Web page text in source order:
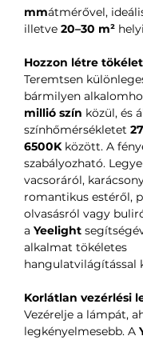
mmátmérővel,
illetve 20–30 m²
Hozzon létre
Teremtsen
bármilyen
millió szín közül, és
színhőmérsékletet
6500Kközött. A
szabályozható.
vacsoráról,
romantikus estéről,
olvasásról vagy
a Yeelight
alkalmat tökéletes
hangulatvilágítással
Korlátlan vezérlési
Vezérelje a lámpát,
legkényelmesebb. A